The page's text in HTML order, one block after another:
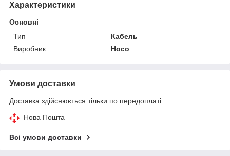
Характеристики
Основні
Тип
Кабель
Виробник
Hoco
Умови доставки
Доставка здійснюється тільки по передоплаті.
Нова Пошта
Всі умови доставки